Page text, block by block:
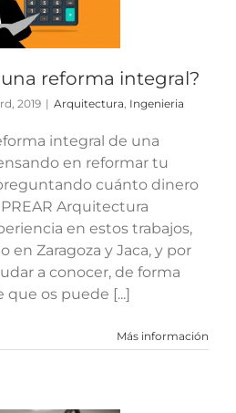
reforma integral?
2019 | Arquitectura, Ingenieria
integral de una
en reformar tu
cuánto dinero
Arquitectura
en estos trabajos,
en Zaragoza y Jaca, y por
a conocer, de forma
que os puede [...]
Más información